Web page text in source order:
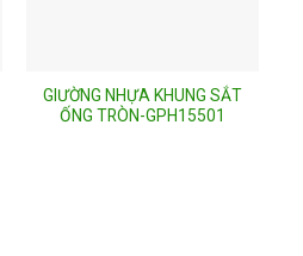
GIƯỜNG NHỰA KHUNG SẮT
ỐNG TRÒN-GPH15501